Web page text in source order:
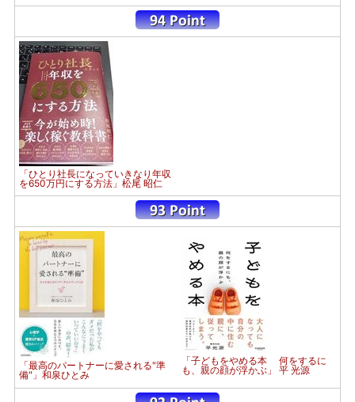
「ひとり社長になっていきなり年収
を650万円にする方法」松尾 昭仁
「最高のパートナーに愛される"準
備"」和泉ひとみ
「子どもをやめる本 何をするに
も、親の顔が浮かぶ」 平 光源